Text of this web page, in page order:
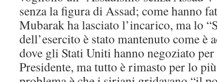
senza la figura di Assad; come hanno
Mubarak ha lasciato l’incarico, ma lo
dell’esercito è stato mantenuto come è
dove gli Stati Uniti hanno negoziato
Presidente, ma tutto è rimasto per lo